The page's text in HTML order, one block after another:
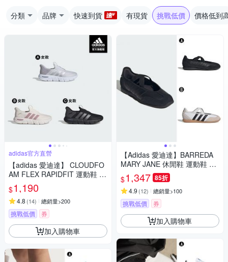
分類 品牌 快速到貨 有現貨 挑戰低價 價格低到
adidas官方直營
【adidas 愛迪達】 CLOUDFO
AM FLEX RAPIDFIT 運動鞋 男
鞋/女鞋 (多款任選)
$1,190
4.8 (14) 總銷量>200
挑戰低價 券
加入購物車
【Adidas 愛迪達】BARREDA
MARY JANE 休閒鞋 運動鞋 女
A-HP3519 B-JQ2127
$1,347 85折
4.9 (12) 總銷量>100
挑戰低價 券
加入購物車